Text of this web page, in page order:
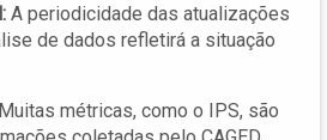
A periodicidade das atualizações
de dados refletirá a situação
Muitas métricas, como o IPS, são